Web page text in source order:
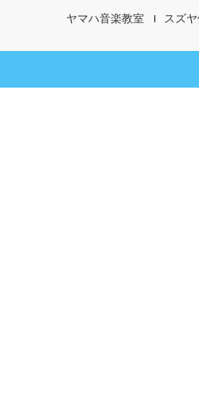
ヤマハ音楽教室 スズ